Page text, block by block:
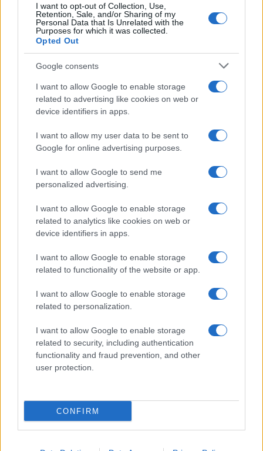
I want to opt-out of Collection, Use,
Retention, Sale, and/or Sharing of my
Personal Data that Is Unrelated with the
Purposes for which it was collected.
Opted Out
Google consents
I want to allow Google to enable storage
related to advertising like cookies on web or
device identifiers in apps.
I want to allow my user data to be sent to
Google for online advertising purposes.
I want to allow Google to send me
personalized advertising.
I want to allow Google to enable storage
related to analytics like cookies on web or
device identifiers in apps.
I want to allow Google to enable storage
related to functionality of the website or app.
I want to allow Google to enable storage
related to personalization.
I want to allow Google to enable storage
related to security, including authentication
functionality and fraud prevention, and other
user protection.
CONFIRM